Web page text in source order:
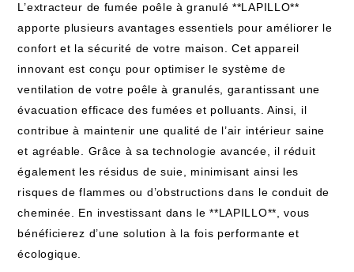
L’extracteur de fumée poêle à granulé **LAPILLO**
apporte plusieurs avantages essentiels pour améliorer le
confort et la sécurité de votre maison. Cet appareil
innovant est conçu pour optimiser le système de
ventilation de votre poêle à granulés, garantissant une
évacuation efficace des fumées et polluants. Ainsi, il
contribue à maintenir une qualité de l’air intérieur saine
et agréable. Grâce à sa technologie avancée, il réduit
également les résidus de suie, minimisant ainsi les
risques de flammes ou d’obstructions dans le conduit de
cheminée. En investissant dans le **LAPILLO**, vous
bénéficierez d’une solution à la fois performante et
écologique.